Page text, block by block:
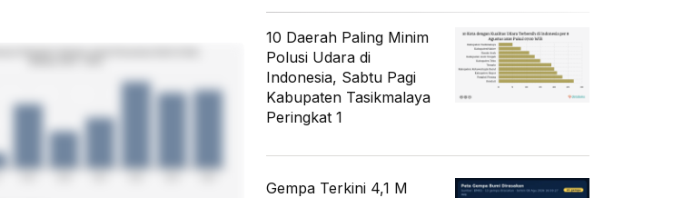
10 Daerah Paling Minim
Polusi Udara di
Indonesia, Sabtu Pagi
Kabupaten Tasikmalaya
Peringkat 1
Gempa Terkini 4,1 M